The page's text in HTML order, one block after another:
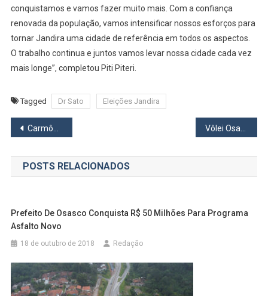
conquistamos e vamos fazer muito mais. Com a confiança
renovada da população, vamos intensificar nossos esforços para
tornar Jandira uma cidade de referência em todos os aspectos.
O trabalho continua e juntos vamos levar nossa cidade cada vez
mais longe”, completou Piti Piteri.
Tagged Dr Sato Eleições Jandira
Navegação
de
Post
Carmônio Bastos comemora reeleição e crescimento nas urnas em Osasco
POSTS RELACIONADOS
Prefeito De Osasco Conquista R$ 50 Milhões Para Programa
Asfalto Novo
18 de outubro de 2018 Redação